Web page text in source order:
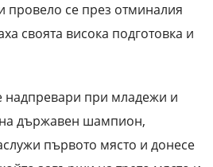
се през отминалия
своята висока подготовка и
надпревари при младежи и
държавен шампион,
първото място и донесе